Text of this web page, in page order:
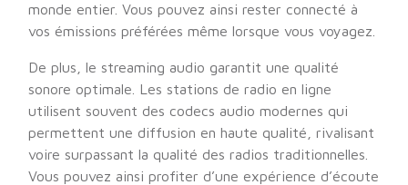
monde entier. Vous pouvez ainsi rester connecté à
vos émissions préférées même lorsque vous voyagez.
De plus, le streaming audio garantit une qualité
sonore optimale. Les stations de radio en ligne
utilisent souvent des codecs audio modernes qui
permettent une diffusion en haute qualité, rivalisant
voire surpassant la qualité des radios traditionnelles.
Vous pouvez ainsi profiter d’une expérience d’écoute